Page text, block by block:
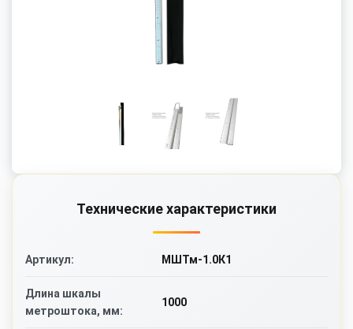
: полукруглое (К), Т-образное (Т)
: от 1 до 4
Для измерения уровня используются
Технические характеристики
Артикул: МШТм-1.0К1
Длина шкалы
метроштока, мм:
1000